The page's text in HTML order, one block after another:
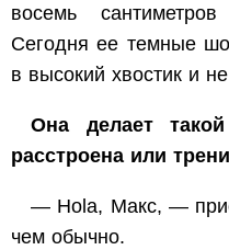
восемь
Сегодня ее темные
в высокий хвостик и
Она делает
расстроена или
— Hola, Макс, —
чем обычно.